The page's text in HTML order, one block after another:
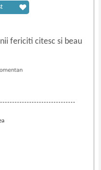
fericiti citesc si beau